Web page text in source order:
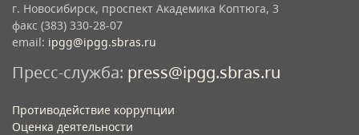
г. Новосибирск, проспект Академика Коптюга, 3
факс (383) 330-28-07
email: ipgg@ipgg.sbras.ru
Пресс-служба: press@ipgg.sbras.ru
Противодействие коррупции
Оценка деятельности